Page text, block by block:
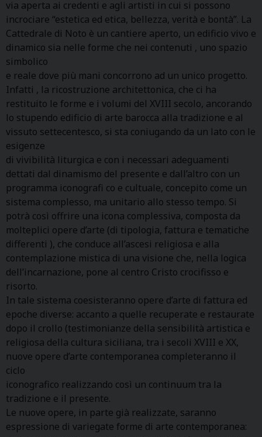
via aperta ai credenti e agli artisti in cui si possono
incrociare “estetica ed etica, bellezza, verità e bontà”. La
Cattedrale di Noto è un cantiere aperto, un edificio vivo e
dinamico sia nelle forme che nei contenuti , uno spazio
simbolico
e reale dove più mani concorrono ad un unico progetto.
Infatti , la ricostruzione architettonica, che ci ha
restituito le forme e i volumi del XVIII secolo, ancorando
lo stupendo edificio di arte barocca alla tradizione e al
vissuto settecentesco, si sta coniugando da un lato con le
esigenze
di vivibilità liturgica e con i necessari adeguamenti
dettati dal dinamismo del presente e dall’altro con un
programma iconografi co e cultuale, concepito come un
sistema complesso, ma unitario allo stesso tempo. Si
potrà così offrire una icona complessiva, composta da
molteplici opere d’arte (di tipologia, fattura e tematiche
differenti ), che conduce all’ascesi religiosa e alla
contemplazione mistica di una visione che, nella logica
dell’incarnazione, pone al centro Cristo crocifisso e
risorto.
In tale sistema coesisteranno opere d’arte di fattura ed
epoche diverse: accanto a quelle recuperate e restaurate
dopo il crollo (testimonianze della sensibilità artistica e
religiosa della cultura siciliana, tra i secoli XVIII e XX,
nuove opere d’arte contemporanea completeranno il
ciclo
iconografico realizzando così un continuum tra la
tradizione e il presente.
Le nuove opere, in parte già realizzate, saranno
espressione di variegate forme di arte contemporanea: